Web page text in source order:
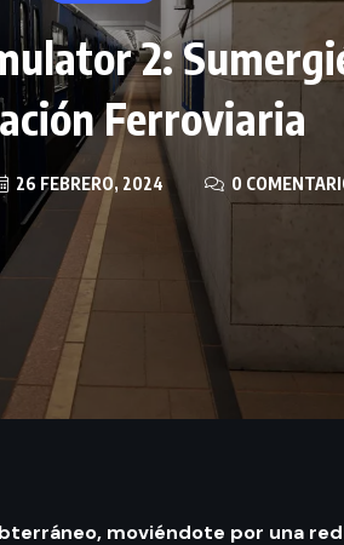
2:
Ferroviaria
26 FEBRERO, 2024 0
moviéndote por una red